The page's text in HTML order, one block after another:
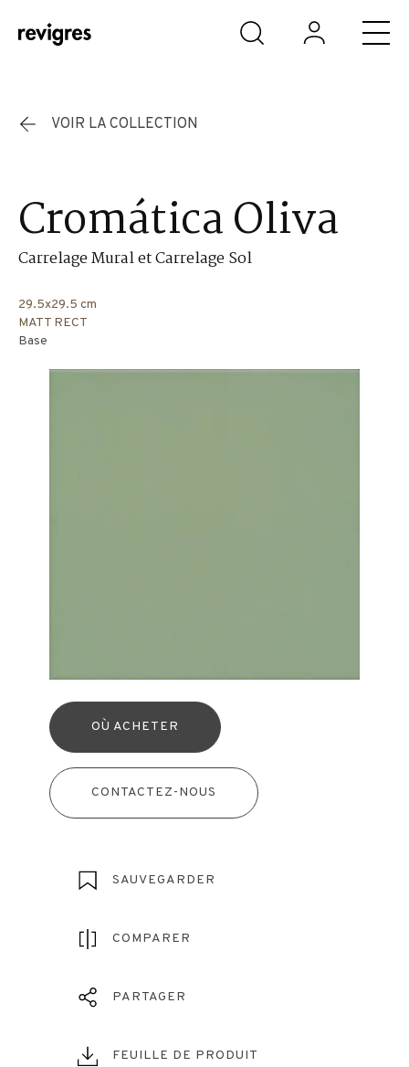
Aller au contenu principal
VOIR LA COLLECTION
Cromática Oliva
Carrelage Mural et Carrelage Sol
29.5x29.5 cm
MATT RECT
Base
OÙ ACHETER
CONTACTEZ-NOUS
SAUVEGARDER
COMPARER
PARTAGER
FEUILLE DE PRODUIT